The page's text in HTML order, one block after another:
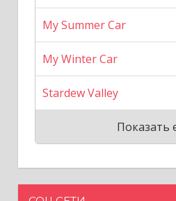
My Summer Car
My Winter Car
Stardew Valley
Показать